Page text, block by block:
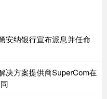
安纳银行宣布派息并任命
决方案提供商SuperCom在